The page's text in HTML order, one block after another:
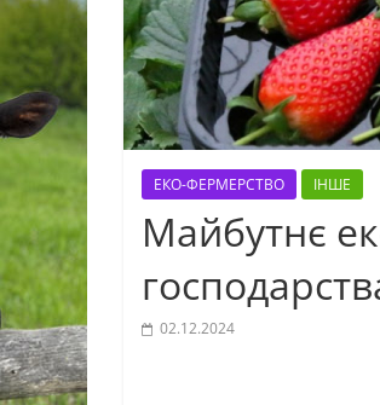
ЕКО-ФЕРМЕРСТВО ІНШЕ
Майбутнє
02.12.2024